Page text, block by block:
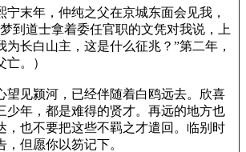
末年，仲纯之父在京城东面会见我，
到道士拿着委任官职的文凭对我说，上
为长白山主，这是什么征兆？”第二年，
亡。）
见颍河，已经伴随着白鸥远去。欣喜
少年，都是难得的贤才。再远的地方也
，也不要把这些不羁之才遣回。临别时
，但愿你以笏记下。